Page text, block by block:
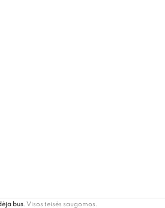
bus . Visos teisės saugomos.